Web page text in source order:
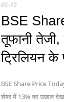
05-15
BSE
तूफानी तेजी,
ट्रिलियन के
BSE Share Price
शेयर में 13% का उछाल